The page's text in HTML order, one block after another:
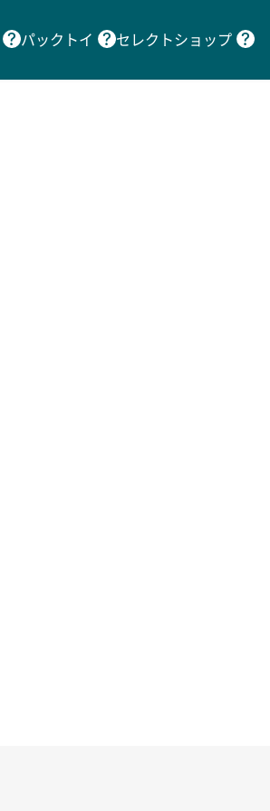
パックトイ セレクトショップ